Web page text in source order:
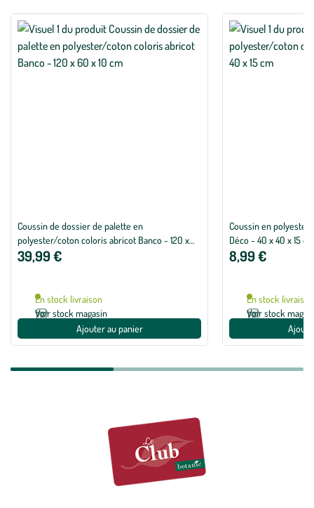
Coussin de dossier de palette en
polyester/coton coloris abricot Banco - 120 x
60 x 10 cm
39,99 €
En stock livraison
Voir stock magasin
Ajouter au panier
Coussin en
Déco - 40 x 40 x 15
8,99 €
En stock livraison
Voir stock